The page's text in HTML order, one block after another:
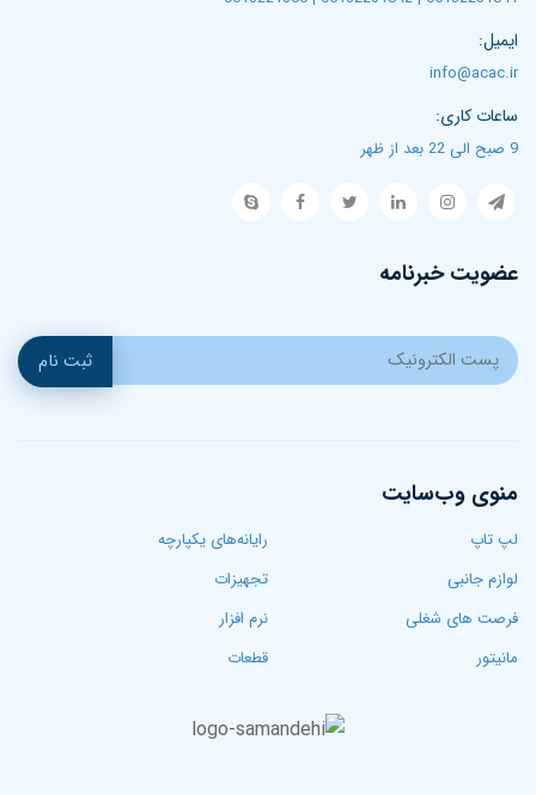
ایمیل:
info@acac.ir
ساعات کاری:
9 صبح الی 22 بعد از ظهر
عضویت خبرنامه
ثبت نام
منوی وب‌سایت
لپ تاپ‌
رایانه‌های یکپارچه
لوازم جانبی
تجهیزات
فرصت های شغلی
نرم افزار
مانیتور
قطعات